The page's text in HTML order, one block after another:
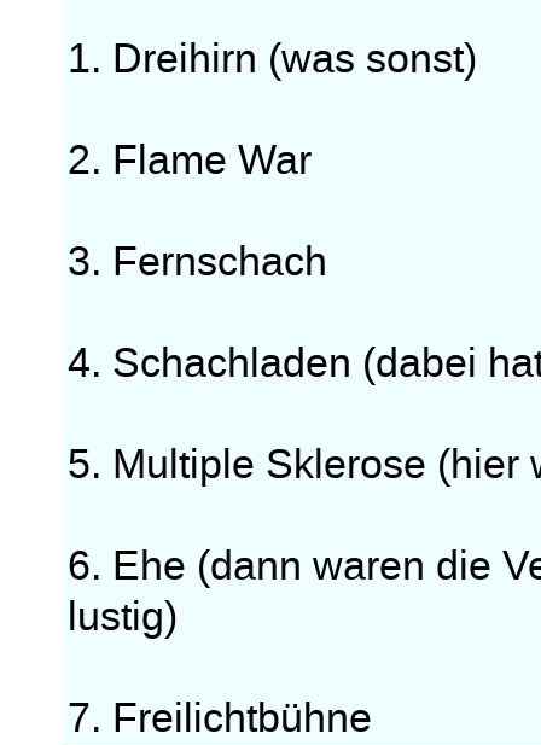
1. Dreihirn (was sonst)
2. Flame War
3. Fernschach
4. Schachladen (dabei
5. Multiple Sklerose (hier
6. Ehe (dann waren die
lustig)
7. Freilichtbühne